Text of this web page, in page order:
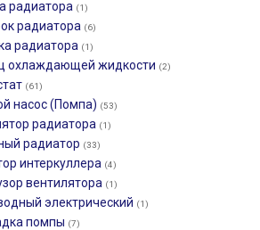
радиатора (1)
радиатора (6)
радиатора (1)
охлаждающей жидкости (2)
(61)
насос (Помпа) (53)
радиатора (1)
радиатор (33)
интеркуллера (4)
вентилятора (1)
электрический (1)
помпы (7)